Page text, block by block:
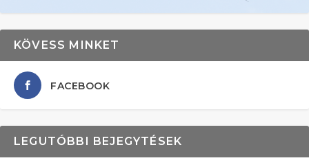
KÖVESS MINKET
FACEBOOK
LEGUTÓBBI BEJEGYTÉSEK